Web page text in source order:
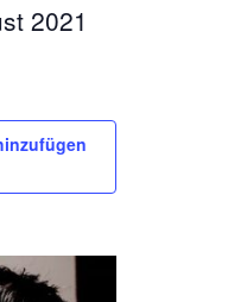
2021